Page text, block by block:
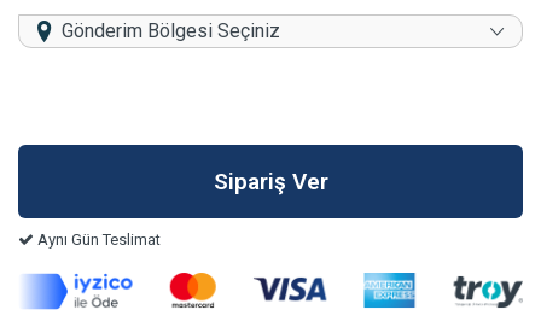
Gönderim Bölgesi Seçiniz
Aynı Gün Teslimat